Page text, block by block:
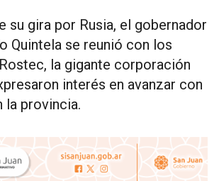
su gira por Rusia, el gobernador
Quintela se reunió con los
la gigante corporación
interés en avanzar con
la provincia.